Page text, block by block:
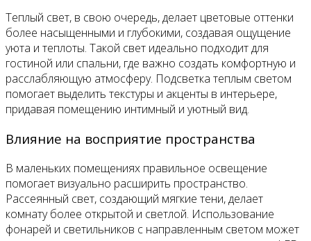
Теплый свет, в свою очередь, делает цветовые оттенки
более насыщенными и глубокими, создавая ощущение
уюта и теплоты. Такой свет идеально подходит для
гостиной или спальни, где важно создать комфортную и
расслабляющую атмосферу. Подсветка теплым светом
помогает выделить текстуры и акценты в интерьере,
придавая помещению интимный и уютный вид.
Влияние на восприятие пространства
В маленьких помещениях правильное освещение
помогает визуально расширить пространство.
Рассеянный свет, создающий мягкие тени, делает
комнату более открытой и светлой. Использование
фонарей и светильников с направленным светом может